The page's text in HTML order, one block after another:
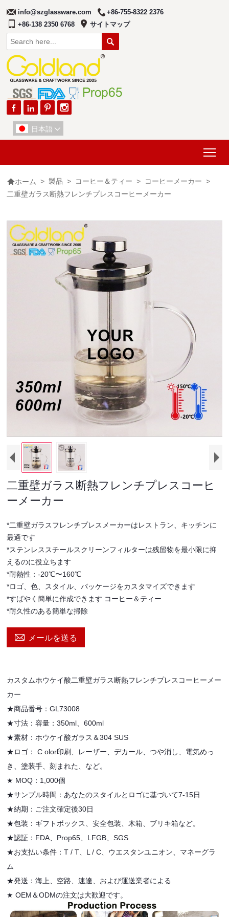
info@szglassware.com
+86-755-8322 2376
+86-138 2350 6768
サイトマップ

   
日本語 
ホーム > 製品 > コーヒー＆ティー > コーヒーメーカー >
二重壁ガラス断熱フレンチプレスコーヒーメーカー
二重壁ガラス断熱フレンチプレスコーヒ
ーメーカー
*二重壁ガラスフレンチプレスメーカーはレストラン、キッチンに
最適です
*ステンレススチールスクリーンフィルターは残留物を最小限に抑
えるのに役立ちます
*耐熱性：-20℃〜160℃
*ロゴ、色、スタイル、パッケージをカスタマイズできます
*すばやく簡単に作成できます コーヒー＆ティー
*耐久性のある簡単な掃除
 メールを送る
カスタムホウケイ酸二重壁ガラス断熱フレンチプレスコーヒーメー
カー
★商品番号：GL73008
★寸法：容量：350ml、600ml
★素材：ホウケイ酸ガラス＆304 SUS
★ロゴ： C olor印刷、レーザー、デカール、つや消し、電気めっ
き、塗装手、刻まれた、など。
★ MOQ：1,000個
★サンプル時間：あなたのスタイルとロゴに基づいて7-15日
★納期：ご注文確定後30日
★包装：ギフトボックス、安全包装、木箱、ブリキ箱など。
★認証：FDA、Prop65、LFGB、SGS
★お支払い条件：T / T、L / C、ウエスタンユニオン、マネーグラ
ム
★発送：海上、空路、速達、および運送業者による
★OEM＆ODMの注文は大歓迎です。